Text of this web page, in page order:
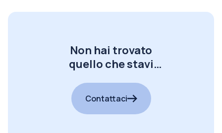
Non hai trovato
quello che stavi
Contattaci